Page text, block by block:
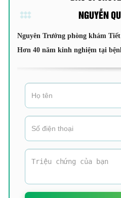
NGUYỄN
Nguyên Trưởng phòng khám
Hơn 40 năm kinh nghiệm tại